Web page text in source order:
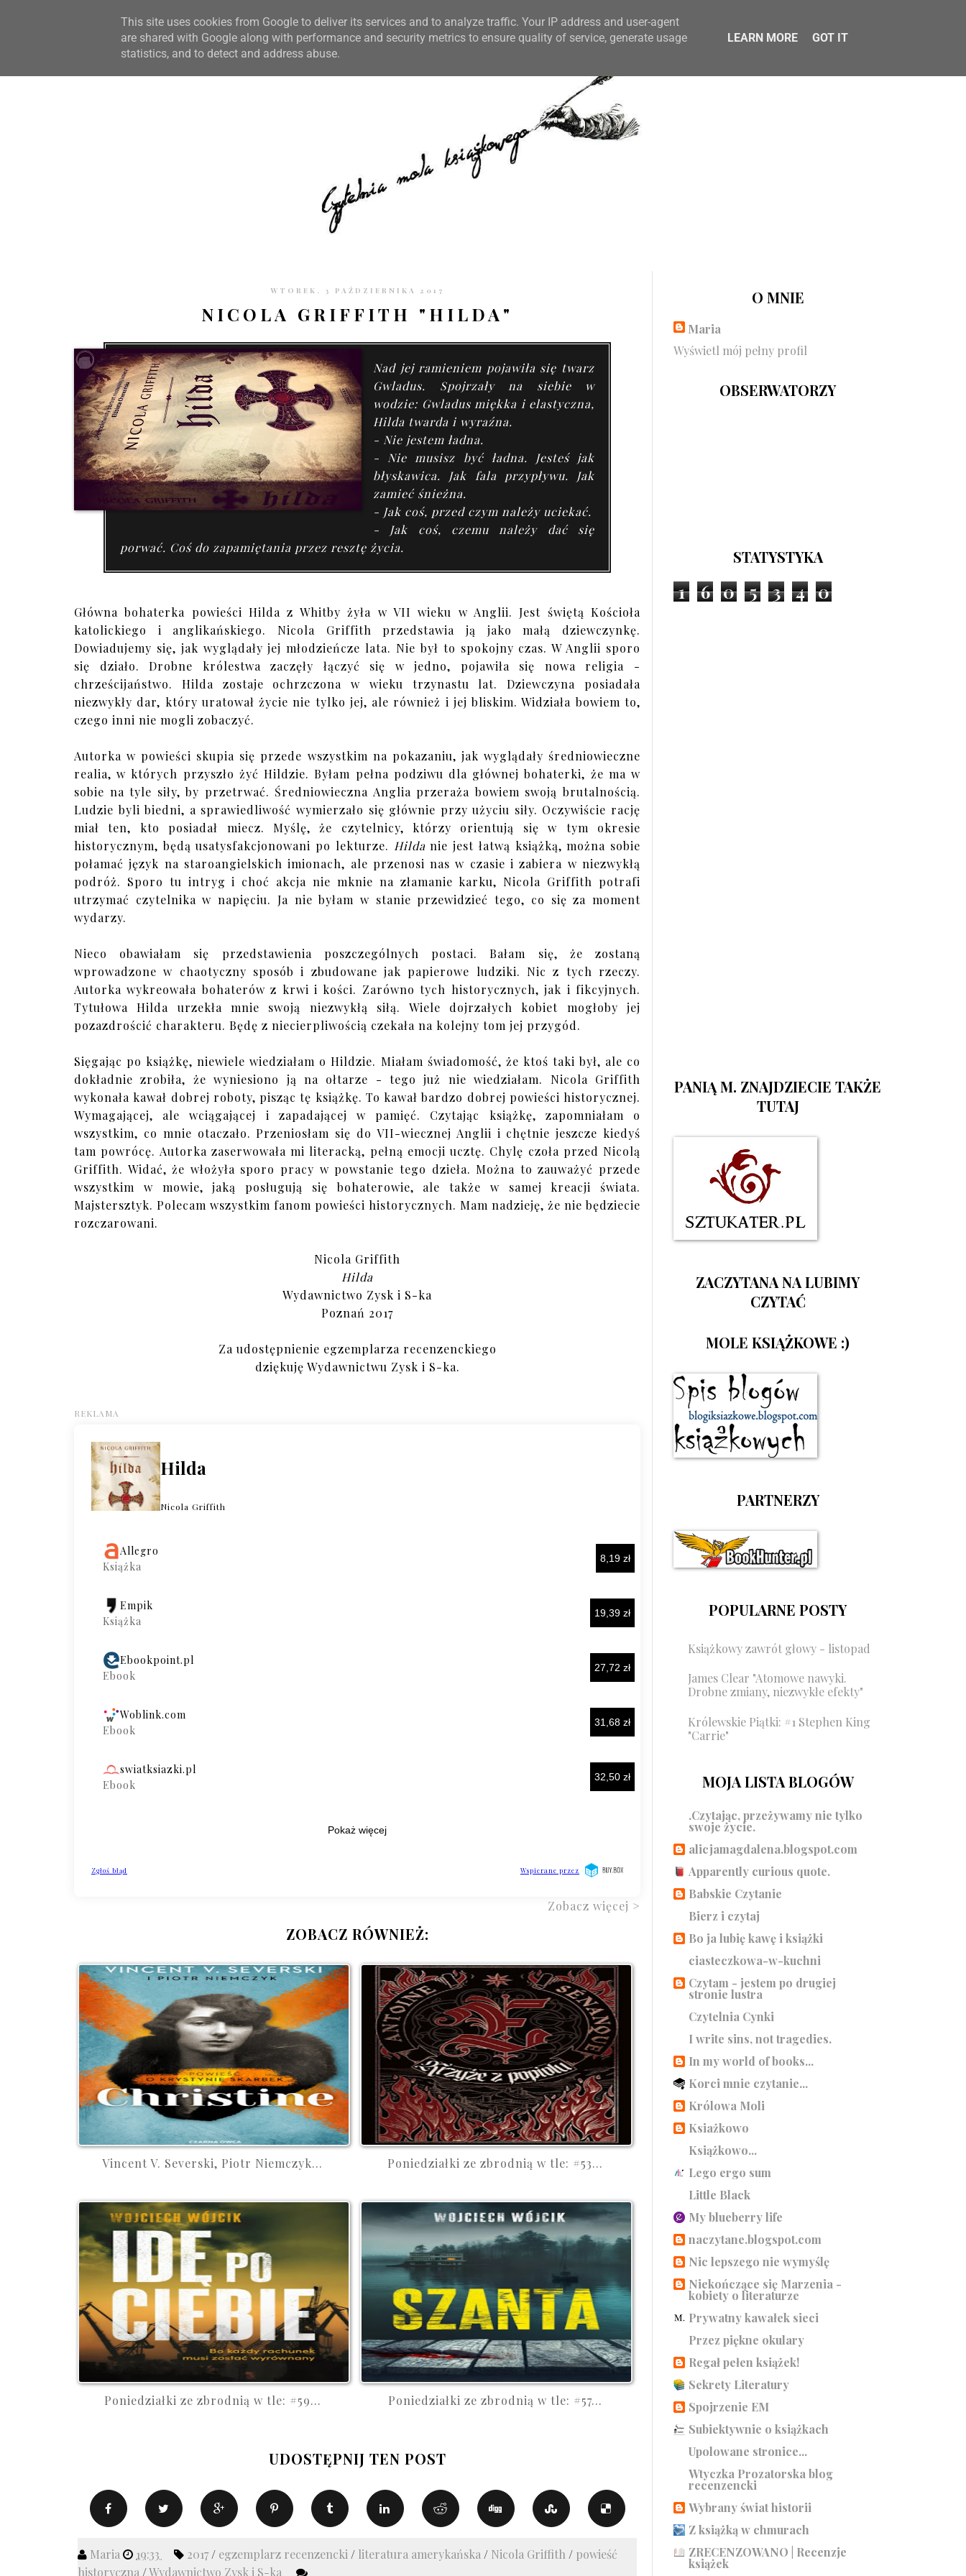
STRONA GŁÓWNA WSPÓŁPRACA RECENZJE O STRONIE KONTAKT CZYTELNIA PO GODZINACH
WTOREK, 3 PAŹDZIERNIKA 2017
NICOLA GRIFFITH "HILDA"
Nad jej ramieniem pojawiła się twarz
Gwladus. Spojrzały na siebie w
wodzie: Gwladus miękka i elastyczna,
Hilda twarda i wyraźna.
- Nie jestem ładna.
- Nie musisz być ładna. Jesteś jak
błyskawica. Jak fala przypływu. Jak
zamieć śnieżna.
- Jak coś, przed czym należy uciekać.
- Jak coś, czemu należy dać się
porwać. Coś do zapamiętania przez resztę życia.
Główna bohaterka powieści Hilda z Whitby żyła w VII wieku w Anglii. Jest świętą Kościoła
katolickiego i anglikańskiego. Nicola Griffith przedstawia ją jako małą dziewczynkę.
Dowiadujemy się, jak wyglądały jej młodzieńcze lata. Nie był to spokojny czas. W Anglii sporo
się działo. Drobne królestwa zaczęły łączyć się w jedno, pojawiła się nowa religia -
chrześcijaństwo. Hilda zostaje ochrzczona w wieku trzynastu lat. Dziewczyna posiadała
niezwykły dar, który uratował życie nie tylko jej, ale również i jej bliskim. Widziała bowiem to,
czego inni nie mogli zobaczyć.
Autorka w powieści skupia się przede wszystkim na pokazaniu, jak wyglądały średniowieczne
realia, w których przyszło żyć Hildzie. Byłam pełna podziwu dla głównej bohaterki, że ma w
sobie na tyle siły, by przetrwać. Średniowieczna Anglia przeraża bowiem swoją brutalnością.
Ludzie byli biedni, a sprawiedliwość wymierzało się głównie przy użyciu siły. Oczywiście rację
miał ten, kto posiadał miecz. Myślę, że czytelnicy, którzy orientują się w tym okresie
historycznym, będą usatysfakcjonowani po lekturze. Hildanie jest łatwą książką, można sobie
połamać język na staroangielskich imionach, ale przenosi nas w czasie i zabiera w niezwykłą
podróż. Sporo tu intryg i choć akcja nie mknie na złamanie karku, Nicola Griffith potrafi
utrzymać czytelnika w napięciu. Ja nie byłam w stanie przewidzieć tego, co się za moment
wydarzy.
Nieco obawiałam się przedstawienia poszczególnych postaci. Bałam się, że zostaną
wprowadzone w chaotyczny sposób i zbudowane jak papierowe ludziki. Nic z tych rzeczy.
Autorka wykreowała bohaterów z krwi i kości. Zarówno tych historycznych, jak i fikcyjnych.
Tytułowa Hilda urzekła mnie swoją niezwykłą siłą. Wiele dojrzałych kobiet mogłoby jej
pozazdrościć charakteru. Będę z niecierpliwością czekała na kolejny tom jej przygód.
Sięgając po książkę, niewiele wiedziałam o Hildzie. Miałam świadomość, że ktoś taki był, ale co
dokładnie zrobiła, że wyniesiono ją na ołtarze - tego już nie wiedziałam. Nicola Griffith
wykonała kawał dobrej roboty, pisząc tę książkę. To kawał bardzo dobrej powieści historycznej.
Wymagającej, ale wciągającej i zapadającej w pamięć. Czytając książkę, zapomniałam o
wszystkim, co mnie otaczało. Przeniosłam się do VII-wiecznej Anglii i chętnie jeszcze kiedyś
tam powrócę. Autorka zaserwowała mi literacką, pełną emocji ucztę. Chylę czoła przed Nicolą
Griffith. Widać, że włożyła sporo pracy w powstanie tego dzieła. Można to zauważyć przede
wszystkim w mowie, jaką posługują się bohaterowie, ale także w samej kreacji świata.
Majstersztyk. Polecam wszystkim fanom powieści historycznych. Mam nadzieję, że nie będziecie
rozczarowani.
Nicola Griffith
Hilda
Wydawnictwo Zysk i S-ka
Poznań 2017
Za udostępnienie egzemplarza recenzenckiego
dziękuję Wydawnictwu Zysk i S-ka.
Zobacz więcej >
ZOBACZ RÓWNIEŻ:
Vincent V. Severski, Piotr Niemczyk... Poniedziałki ze zbrodnią w tle: #53...
Poniedziałki ze zbrodnią w tle: #59... Poniedziałki ze zbrodnią w tle: #57...
UDOSTĘPNIJ TEN POST
Maria 19:33 2017/ egzemplarz recenzencki / literatura amerykańska / Nicola Griffith / powieść
historyczna /Wydawnictwo Zysk i S-ka
O MNIE
Maria
Wyświetl mój pełny profil
OBSERWATORZY
STATYSTYKA
1 6 0 5 3 4 0
PANIĄ M. ZNAJDZIECIE TAKŻE
TUTAJ
ZACZYTANA NA LUBIMY
CZYTAĆ
MOLE KSIĄŻKOWE :)
PARTNERZY
POPULARNE POSTY
Książkowy zawrót głowy - listopad
James Clear "Atomowe nawyki.
Drobne zmiany, niezwykłe efekty"
Królewskie Piątki: #1 Stephen King
"Carrie"
MOJA LISTA BLOGÓW
.Czytając, przeżywamy nie tylko
swoje życie.
alicjamagdalena.blogspot.com
Apparently curious quote.
Babskie Czytanie
Bierz i czytaj
Bo ja lubię kawę i książki
ciasteczkowa-w-kuchni
Czytam - jestem po drugiej
stronie lustra
Czytelnia Cynki
I write sins, not tragedies.
In my world of books...
Korci mnie czytanie...
Królowa Moli
Ksiażkowo
Książkowo...
Lego ergo sum
Little Black
My blueberry life
naczytane.blogspot.com
Nic lepszego nie wymyślę
Niekończące się Marzenia -
kobiety o literaturze
Prywatny kawałek sieci
Przez piękne okulary
Regał pełen książek!
Sekrety Literatury
Spojrzenie EM
Subiektywnie o książkach
Upolowane stronice...
Wtyczka Prozatorska blog
recenzencki
Wybrany świat historii
Z książką w chmurach
ZRECENZOWANO | Recenzje
książek
This site uses cookies from Google to deliver its services and to analyze traffic. Your IP address and user-agent
are shared with Google along with performance and security metrics to ensure quality of service, generate usage
statistics, and to detect and address abuse.
LEARN MORE GOT IT